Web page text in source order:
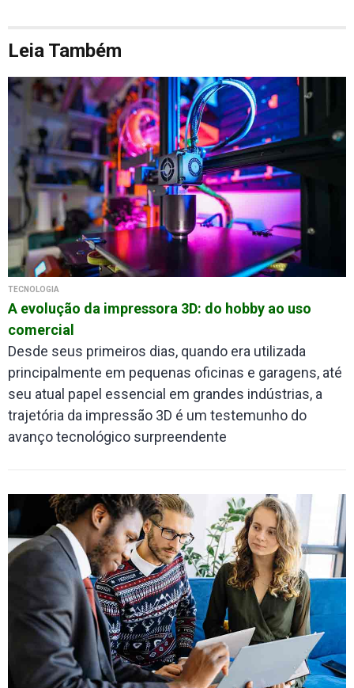
Leia Também
TECNOLOGIA
A evolução da impressora 3D: do hobby ao uso
comercial
Desde seus primeiros dias, quando era utilizada
principalmente em pequenas oficinas e garagens, até
seu atual papel essencial em grandes indústrias, a
trajetória da impressão 3D é um testemunho do
avanço tecnológico surpreendente